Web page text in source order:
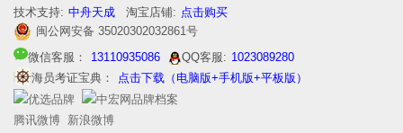
技术支持: 中舟天成 淘宝店铺: 点击购买
闽公网安备 35020302032861号
微信客服：
13110935086 QQ客服: 1023089280
海员考证宝典：
点击下载（电脑版+手机版+平板版）
腾讯微博 新浪微博